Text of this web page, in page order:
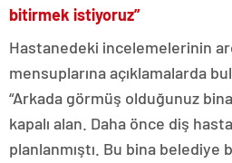
bitirmek istiyoruz”
Hastanedeki incelemelerinin
mensuplarına açıklamalarda
“Arkada görmüş olduğunuz
kapalı alan. Daha önce diş
planlanmıştı. Bu bina belediye